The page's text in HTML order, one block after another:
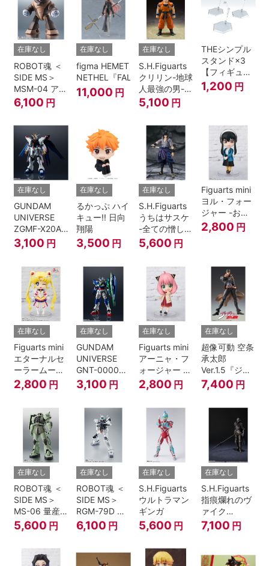
在庫なし
ROBOT魂 ＜
SIDE MS＞
MSM-04 アッ
ガイ ver.
A.N.I.M.E.
6,100 円
在庫なし
figma HEMET
NETHEL『FALSLANDER』
11,000 円
在庫なし
S.H.Figuarts
クリリン-地球
人最強の男-
『ドラゴンボ
ールＺ』
5,100 円
THEシンプル
スタンド×3
【フィギュア
＆模型用】
〈HEX〉タイ
1,200 円
在庫なし
GUNDAM
UNIVERSE
ZGMF-X20A
STRIKE
FREEDOM
3,100 円
在庫なし
るかっぷ ハイ
キュー!! 日向
翔陽
3,500 円
在庫なし
S.H.Figuarts
うちはサスケ
-全ての憎しみ
を背負う者-
『NARUTO -
5,600 円
Figuarts mini
ヨル・フォー
ジャー -おで
けけこーで-
『SPY×FAMILY』
2,800 円
在庫なし
Figuarts mini
エターナルセ
ーラームーン-
Cosmos
edition-『美
ラームーン
Cosmos』
2,800 円
在庫なし
GUNDAM
UNIVERSE
GNT-0000
00 QAN[T]
3,100 円
在庫なし
Figuarts mini
アーニャ・フ
ォージャー -
おでけけこー
で-
2,800 円
在庫なし
超像可動 空条
承太郎
Ver.1.5『ジョ
ジョの奇妙な
冒険 第3部』
7,400 円
在庫なし
ROBOT魂 ＜
SIDE MS＞
MS-06 量産
型ザク ver.
A.N.I.M.E.
5,600 円
在庫なし
ROBOT魂 ＜
SIDE MS＞
RGM-79D ジ
ム寒冷地仕様
ver.
6,100 円
在庫なし
S.H.Figuarts
ウルトラマン
ギンガ
5,600 円
在庫なし
S.H.Figuarts
指痕爛れのヴ
ァイク
『ELDEN
RING』
7,100 円